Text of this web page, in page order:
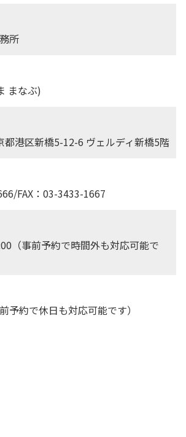
所
まなぶ)
都港区新橋5-12-6 ヴェルディ新橋5階
FAX：03-3433-1667
（事前予約で時間外も対応可能で
予約で休日も対応可能です）